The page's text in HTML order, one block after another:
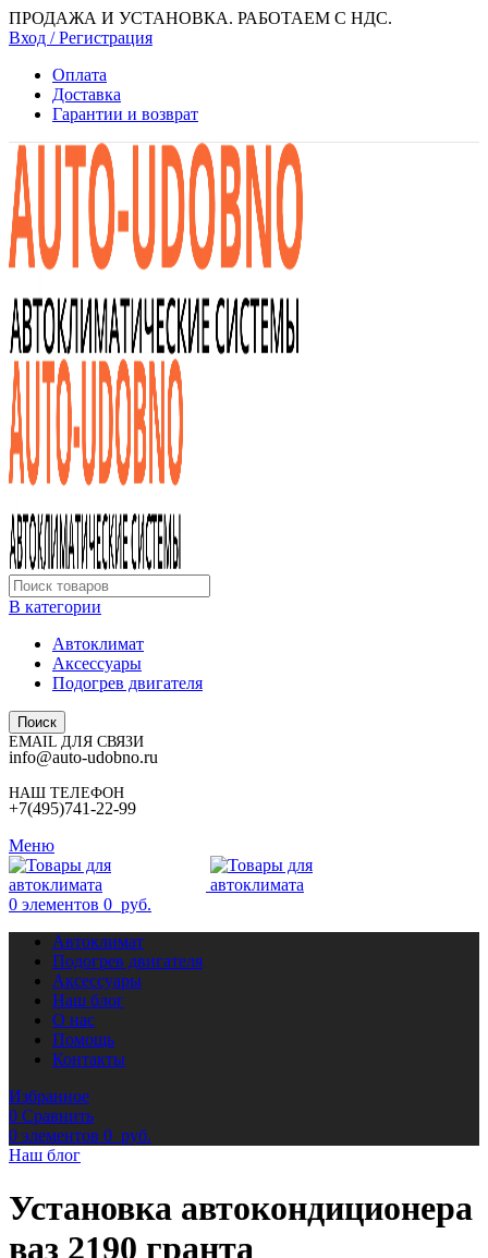
ПРОДАЖА И УСТАНОВКА. РАБОТАЕМ С НДС.
Вход / Регистрация
Оплата
Доставка
Гарантии и возврат
В категории
Автоклимат
Аксессуары
Подогрев двигателя
Поиск
EMAIL ДЛЯ СВЯЗИ
info@auto-udobno.ru
НАШ ТЕЛЕФОН
+7(495)741-22-99
Меню
0 элементов 0 руб.
Автоклимат
Подогрев двигателя
Аксессуары
Наш блог
О нас
Помощь
Контакты
Избранное
0 Сравнить
0 элементов 0 руб.
Наш блог
Установка автокондиционера
ваз 2190 гранта